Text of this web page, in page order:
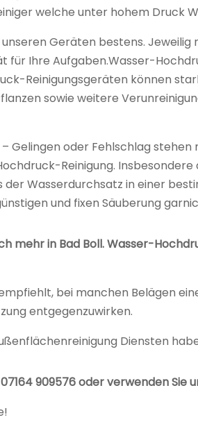
welche unter hohem Druck
Geräten bestens.
für Ihre Aufgaben.Wasser-
Reinigungsgeräten können
sowie weitere
Gelingen oder Fehlschlag
Reinigung.
der Wasserdurchsatz in einer
und fixen Säuberung
mehr in Bad Boll. Wasser-
bei manchen Belägen
entgegenzuwirken.
Diensten
909576 oder verwenden Sie